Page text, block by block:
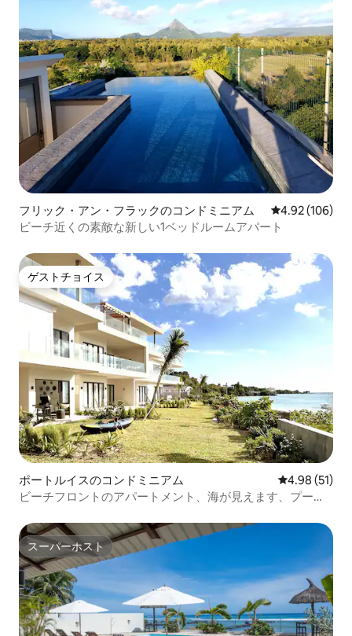
フリック・アン・フラックのコンドミニアム レビュー106
4.92 (106)
ビーチ近くの素敵な新しい1ベッドルームアパート
ゲストチョイス
ゲストチョイス
ポートルイスのコンドミニアム レビュー51
4.98 (51)
ビーチフロントのアパートメント、海が見えます、プー
スーパーホスト
スーパーホスト